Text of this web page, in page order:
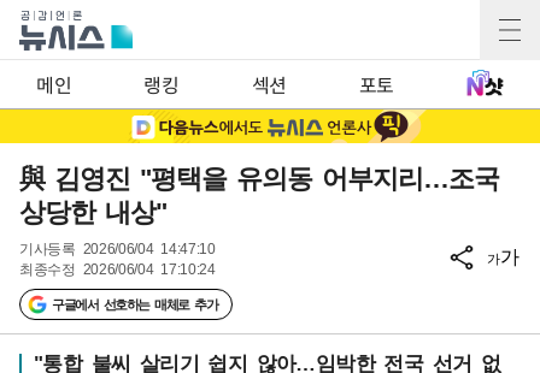
메인 랭킹 섹션 포토
與 김영진 "평택을 유의동 어부지리…조국
상당한 내상"
기사등록 2026/06/04 14:47:10
최종수정 2026/06/04 17:10:24
구글에서 선호하는 매체로 추가
가가
"통합 불씨 살리기 쉽지 않아…임박한 전국 선거 없